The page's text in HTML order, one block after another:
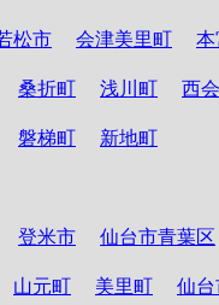
松市 会津美里町 本
桑折町 浅川町 西
磐梯町 新地町
登米市 仙台市青葉区
山元町 美里町 仙台